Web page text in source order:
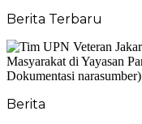
Berita Terbaru
Berita